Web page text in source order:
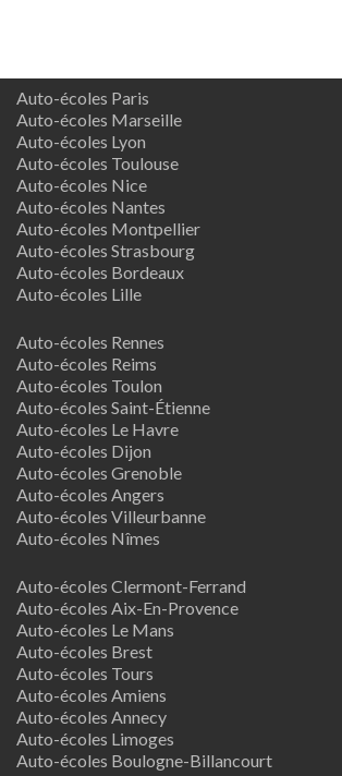
Auto-écoles Paris
Auto-écoles Marseille
Auto-écoles Lyon
Auto-écoles Toulouse
Auto-écoles Nice
Auto-écoles Nantes
Auto-écoles Montpellier
Auto-écoles Strasbourg
Auto-écoles Bordeaux
Auto-écoles Lille
Auto-écoles Rennes
Auto-écoles Reims
Auto-écoles Toulon
Auto-écoles Saint-Étienne
Auto-écoles Le Havre
Auto-écoles Dijon
Auto-écoles Grenoble
Auto-écoles Angers
Auto-écoles Villeurbanne
Auto-écoles Nîmes
Auto-écoles Clermont-Ferrand
Auto-écoles Aix-En-Provence
Auto-écoles Le Mans
Auto-écoles Brest
Auto-écoles Tours
Auto-écoles Amiens
Auto-écoles Annecy
Auto-écoles Limoges
Auto-écoles Boulogne-Billancourt